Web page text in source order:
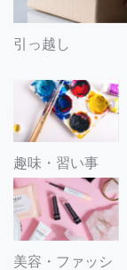
引っ越し
趣味・習い事
美容・ファッシ